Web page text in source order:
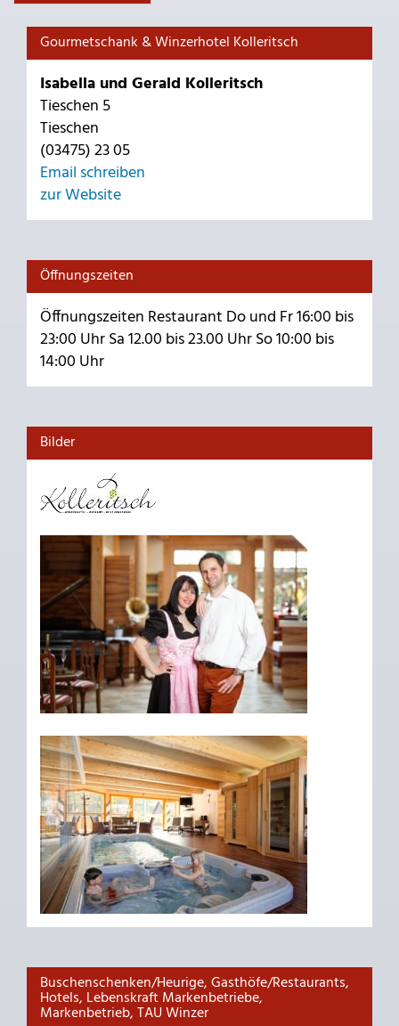
Gourmetschank & Winzerhotel Kolleritsch
Isabella und Gerald Kolleritsch
Tieschen 5
Tieschen
(03475) 23 05
Email schreiben
zur Website
Öffnungszeiten
Öffnungszeiten Restaurant Do und Fr 16:00 bis
23:00 Uhr Sa 12.00 bis 23.00 Uhr So 10:00 bis
14:00 Uhr
Bilder
Buschenschenken/Heurige, Gasthöfe/Restaurants,
Hotels, Lebenskraft Markenbetriebe,
Markenbetrieb, TAU Winzer